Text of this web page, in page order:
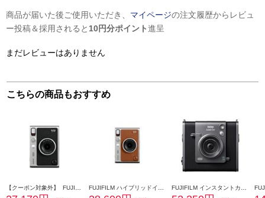
商品が届いた後ご使用いただき、 マイページの注文履歴からレビュ
ー投稿＆採用されると 10円分ポイント進呈
まだレビューはありません
こちらの商品もおすすめ